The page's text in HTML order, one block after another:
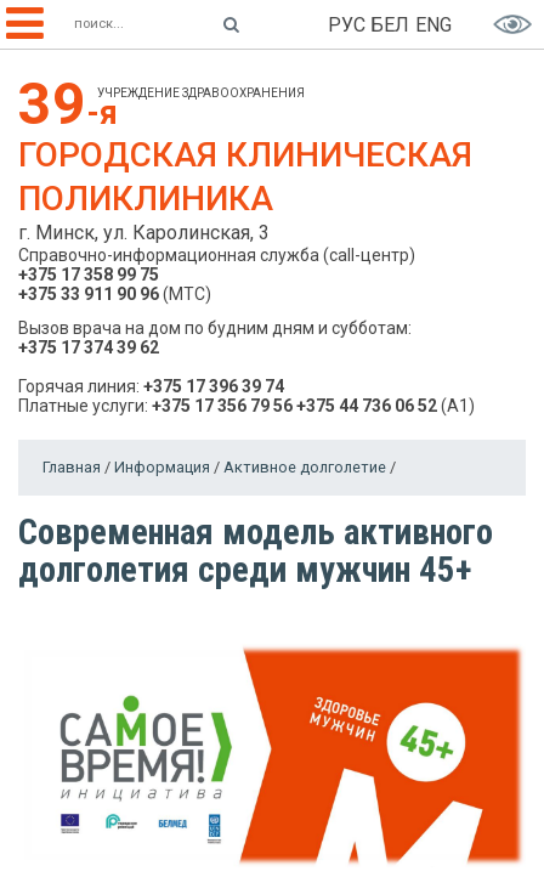
РУС БЕЛ ENG
39-я
УЧРЕЖДЕНИЕ ЗДРАВООХРАНЕНИЯ
ГОРОДСКАЯ КЛИНИЧЕСКАЯ
ПОЛИКЛИНИКА
г. Минск, ул. Каролинская, 3
Справочно-информационная служба (call-центр)
+375 17 358 99 75
+375 33 911 90 96(МТС)
Вызов врача на дом по будним дням и субботам:
+375 17 374 39 62
Горячая линия: +375 17 396 39 74
Платные услуги: +375 17 356 79 56+375 44 736 06 52(A1)
Главная / Информация / Активное долголетие /
Современная модель активного
долголетия среди мужчин 45+